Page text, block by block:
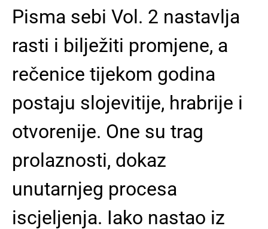
Pisma sebi Vol. 2 nastavlja
rasti i bilježiti promjene, a
rečenice tijekom godina
postaju slojevitije, hrabrije i
otvorenije. One su trag
prolaznosti, dokaz
unutarnjeg procesa
iscjeljenja. Iako nastao iz